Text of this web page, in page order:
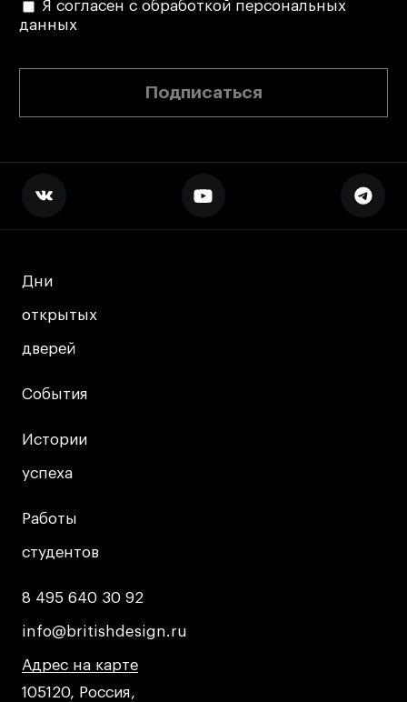
Я согласен с обработкой персональных
данных
Подписаться
Дни
открытых
дверей
Дни
открытых
дверей
События
События
Истории
успеха
Истории
успеха
Работы
студентов
Работы
студентов
8 495 640 30 92
8 495 640 30 92
info@britishdesign.ru
info@britishdesign.ru
Адрес на карте
Адрес на карте
Адрес на карте
105120, Россия,